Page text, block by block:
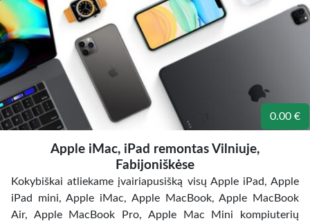
0.00 €
Apple iMac, iPad remontas Vilniuje,
Fabijoniškėse
Kokybiškai atliekame įvairiapusišką visų Apple iPad, Apple
iPad mini, Apple iMac, Apple MacBook, Apple MacBook
Air, Apple MacBook Pro, Apple Mac Mini kompiuterių